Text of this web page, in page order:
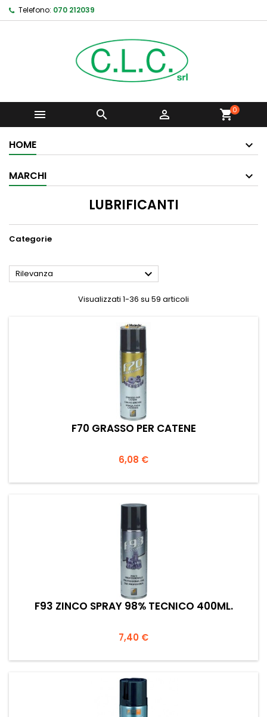
Telefono: 070 212039
   shopping_cart0
HOME
MARCHI
LUBRIFICANTI
Categorie
Rilevanza 
Visualizzati 1-36 su 59 articoli
F70 GRASSO PER CATENE
Prezzo
6,08 €
F93 ZINCO SPRAY 98% TECNICO 400ML.
Prezzo
7,40 €